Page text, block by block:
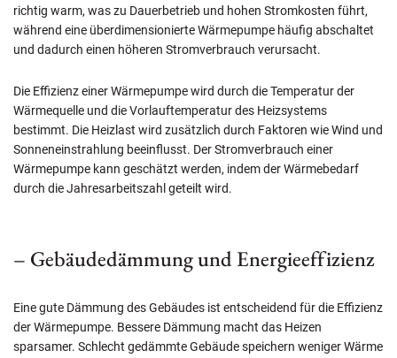
richtig warm, was zu Dauerbetrieb und hohen Stromkosten führt,
während eine überdimensionierte Wärmepumpe häufig abschaltet
und dadurch einen höheren Stromverbrauch verursacht.
Die Effizienz einer Wärmepumpe wird durch die Temperatur der
Wärmequelle und die Vorlauftemperatur des Heizsystems
bestimmt. Die Heizlast wird zusätzlich durch Faktoren wie Wind und
Sonneneinstrahlung beeinflusst. Der Stromverbrauch einer
Wärmepumpe kann geschätzt werden, indem der Wärmebedarf
durch die Jahresarbeitszahl geteilt wird.
– Gebäudedämmung und Energieeffizienz
Eine gute Dämmung des Gebäudes ist entscheidend für die Effizienz
der Wärmepumpe. Bessere Dämmung macht das Heizen
sparsamer. Schlecht gedämmte Gebäude speichern weniger Wärme